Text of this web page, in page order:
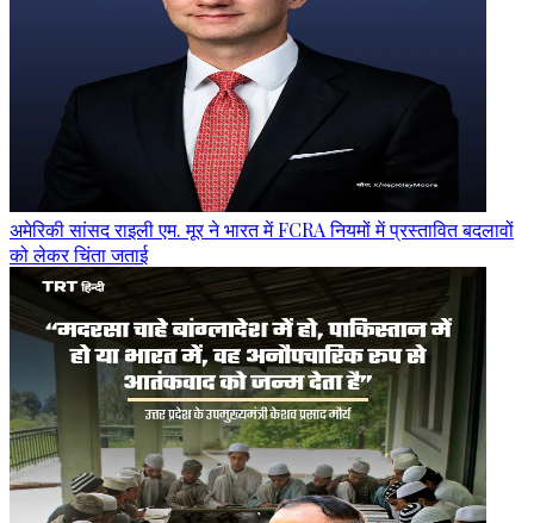
अमेरिकी सांसद राइली एम. मूर ने भारत में FCRA नियमों में प्रस्तावित बदलावों
को लेकर चिंता जताई